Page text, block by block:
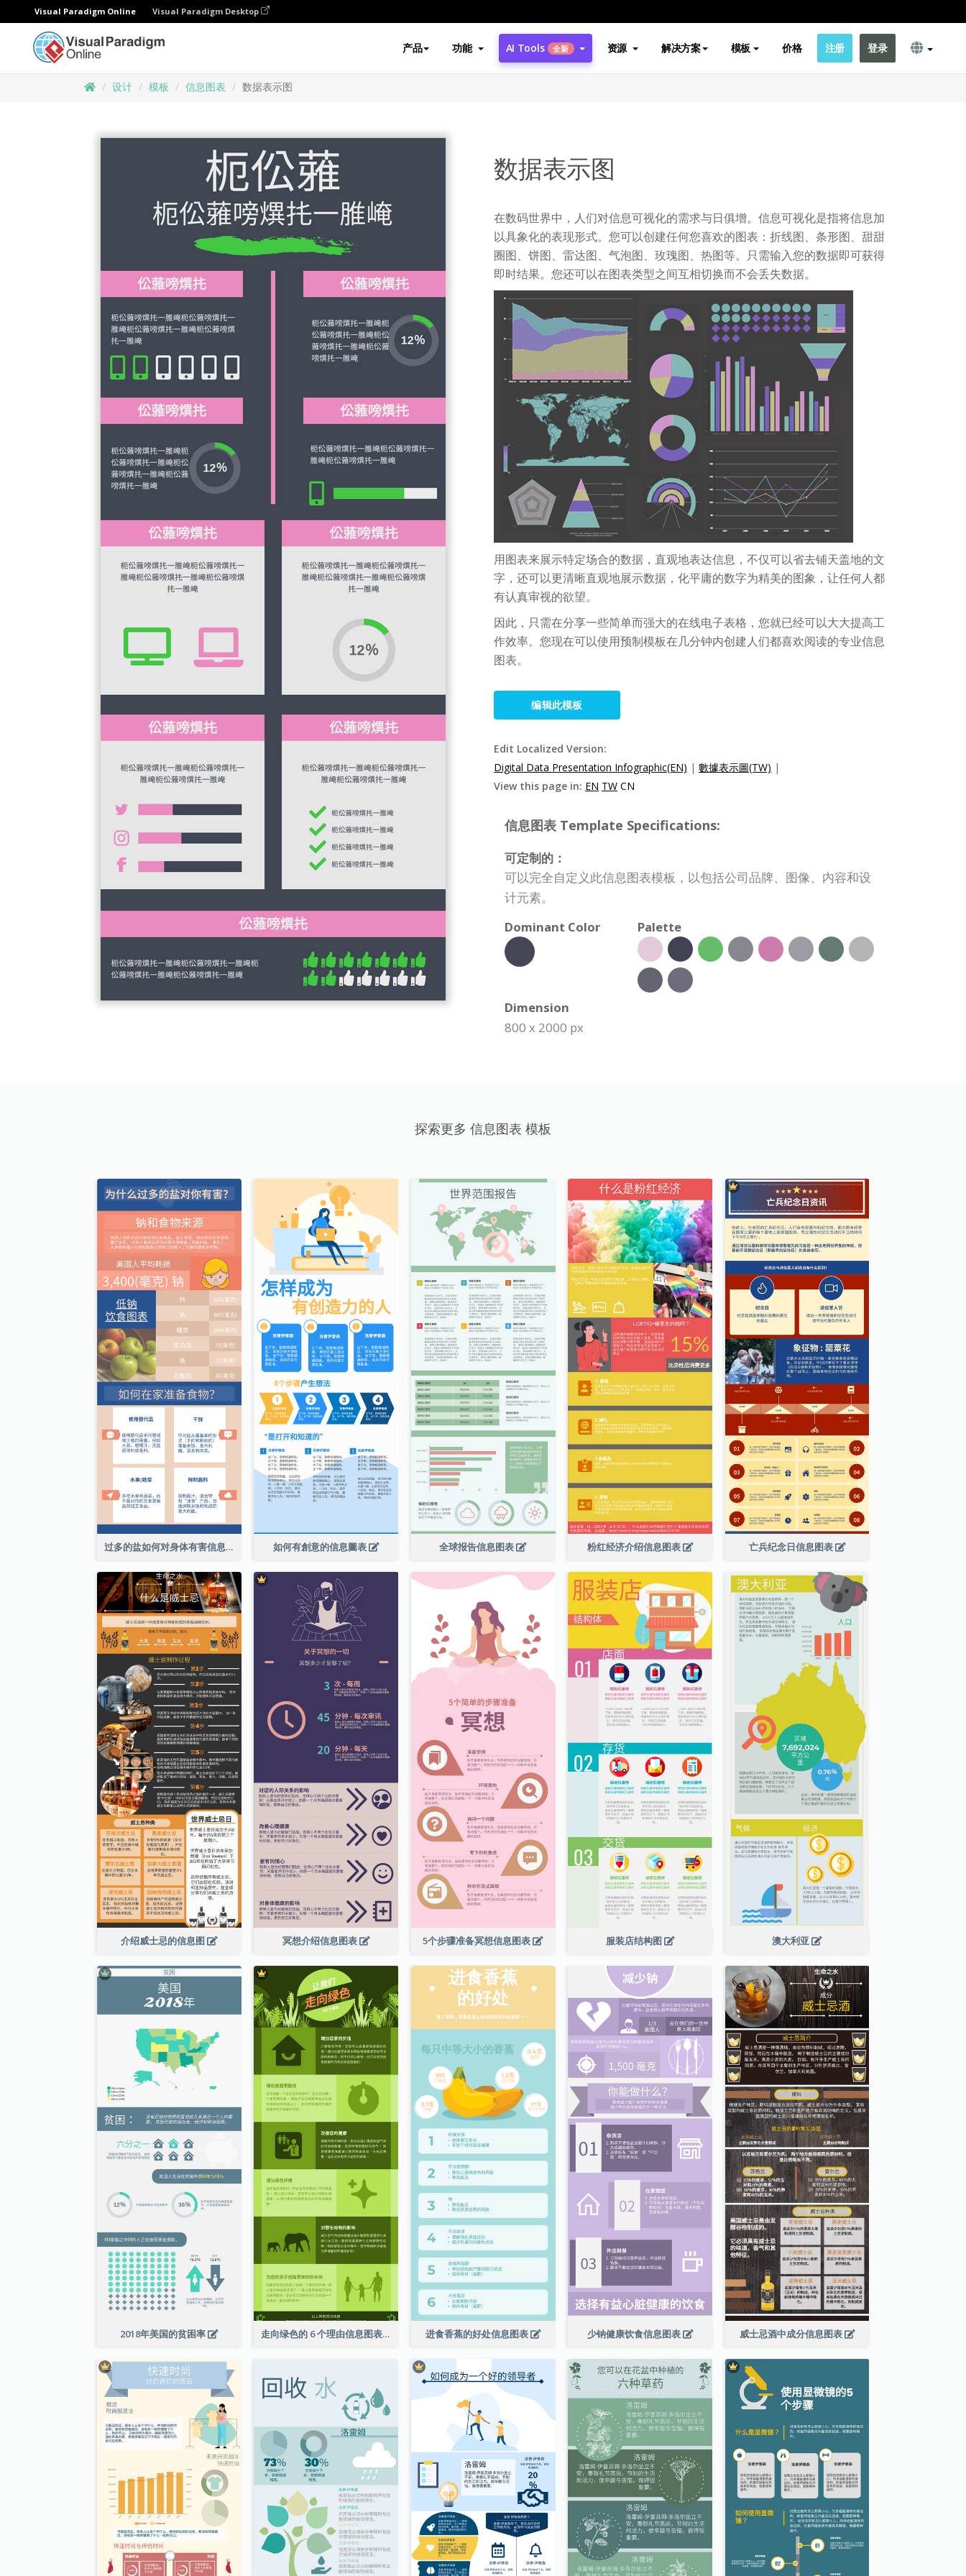
Visual Paradigm Online Visual Paradigm Desktop
产品 功能 AI Tools 全新 资源 解决方案 模板 价格 注册 登录
设计 模板 信息图表 数据表示图
数据表示图
在数码世界中，人们对信息可视化的需求与日俱增。信息可视化是指将信息加
以具象化的表现形式。您可以创建任何您喜欢的图表：折线图、条形图、甜甜
圈图、饼图、雷达图、气泡图、玫瑰图、热图等。只需输入您的数据即可获得
即时结果。您还可以在图表类型之间互相切换而不会丢失数据。
用图表来展示特定场合的数据，直观地表达信息，不仅可以省去铺天盖地的文
字，还可以更清晰直观地展示数据，化平庸的数字为精美的图象，让任何人都
有认真审视的欲望。
因此，只需在分享一些简单而强大的在线电子表格，您就已经可以大大提高工
作效率。您现在可以使用预制模板在几分钟内创建人们都喜欢阅读的专业信息
图表。
编辑此模板
Edit Localized Version:
Digital Data Presentation Infographic(EN) | 數據表示圖(TW) |
View this page in: EN TW CN
信息图表 Template Specifications:
可定制的：
可以完全自定义此信息图表模板，以包括公司品牌、图像、内容和设
计元素。
Dominant Color
Palette
Dimension
800 x 2000 px
探索更多 信息图表 模板
过多的盐如何对身体有害信息图表 如何有創意的信息圖表 全球报告信息图表 粉红经济介绍信息图表 亡兵纪念日信息图表
介绍威士忌的信息图 冥想介绍信息图表 5个步骤准备冥想信息图表 服装店结构图 澳大利亚
2018年美国的贫困率 走向绿色的 6 个理由信息图表 进食香蕉的好处信息图表 少钠健康饮食信息图表 威士忌酒中成分信息图表